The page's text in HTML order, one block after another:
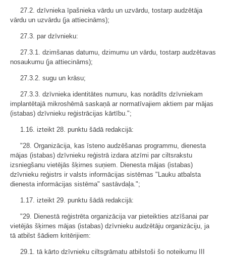
27.2. dzīvnieka īpašnieka vārdu un uzvārdu, tostarp audzētāja
vārdu un uzvārdu (ja attiecināms);
27.3. par dzīvnieku:
27.3.1. dzimšanas datumu, dzimumu un vārdu, tostarp audzētavas
nosaukumu (ja attiecināms);
27.3.2. sugu un krāsu;
27.3.3. dzīvnieka identitātes numuru, kas norādīts dzīvniekam
implantētajā mikroshēmā saskaņā ar normatīvajiem aktiem par mājas
(istabas) dzīvnieku reģistrācijas kārtību.";
1.16. izteikt 28. punktu šādā redakcijā:
"28. Organizācija, kas īsteno audzēšanas programmu, dienesta
mājas (istabas) dzīvnieku reģistrā izdara atzīmi par ciltsrakstu
izsniegšanu vietējās šķirnes suņiem. Dienesta mājas (istabas)
dzīvnieku reģistrs ir valsts informācijas sistēmas "Lauku atbalsta
dienesta informācijas sistēma" sastāvdaļa.";
1.17. izteikt 29. punktu šādā redakcijā:
"29. Dienestā reģistrēta organizācija var pieteikties atzīšanai par
vietējās šķirnes mājas (istabas) dzīvnieku audzētāju organizāciju, ja
tā atbilst šādiem kritērijiem:
29.1. tā kārto dzīvnieku ciltsgrāmatu atbilstoši šo noteikumu III